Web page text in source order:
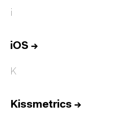
i
iOS →
K
Kissmetrics →